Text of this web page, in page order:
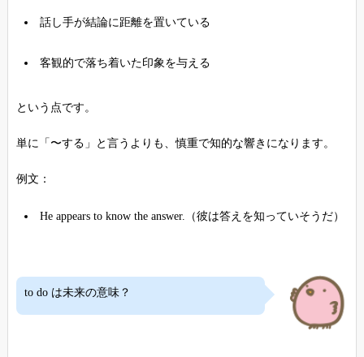
話し手が結論に距離を置いている
客観的で落ち着いた印象を与える
という点です。
単に「〜する」と言うよりも、慎重で知的な響きになります。
例文：
He appears to know the answer.（彼は答えを知っていそうだ）
to do は未来の意味？